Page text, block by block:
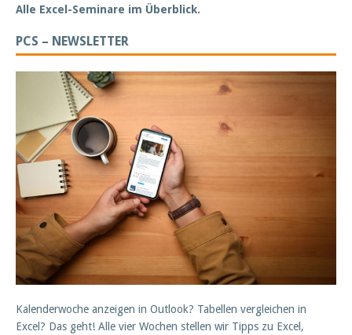
Alle Excel-Seminare im Überblick.
PCS – NEWSLETTER
Kalenderwoche anzeigen in Outlook? Tabellen vergleichen in
Excel? Das geht! Alle vier Wochen stellen wir Tipps zu Excel,